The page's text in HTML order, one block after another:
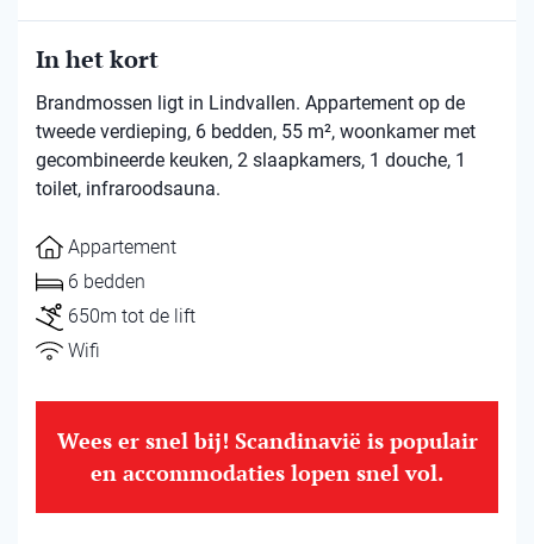
In het kort
Brandmossen ligt in Lindvallen. Appartement op de
tweede verdieping, 6 bedden, 55 m², woonkamer met
gecombineerde keuken, 2 slaapkamers, 1 douche, 1
toilet, infraroodsauna.
Appartement
6 bedden
650m tot de lift
Wifi
Wees er snel bij! Scandinavië is populair
en accommodaties lopen snel vol.